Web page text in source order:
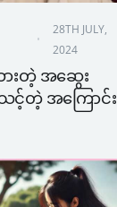
28TH JULY,
2024
းတဲ့ အဆွေး
သင့်တဲ့ အကြောင်း